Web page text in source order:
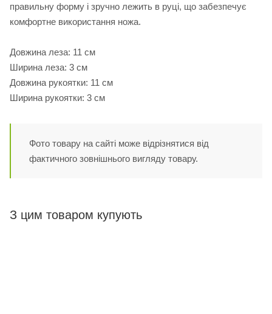
правильну форму і зручно лежить в руці, що забезпечує
комфортне використання ножа.
Довжина леза: 11 см
Ширина леза: 3 см
Довжина рукоятки: 11 см
Ширина рукоятки: 3 см
Фото товару на сайті може відрізнятися від
фактичного зовнішнього вигляду товару.
З цим товаром купують